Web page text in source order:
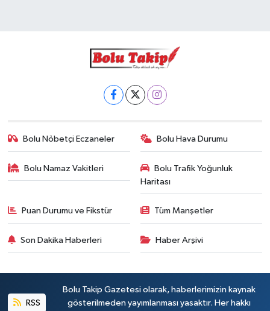
Bolu Nöbetçi Eczaneler Bolu Hava Durumu
Bolu Namaz Vakitleri
Bolu Trafik Yoğunluk
Haritası
Puan Durumu ve Fikstür Tüm Manşetler
Son Dakika Haberleri Haber Arşivi
RSS
Bolu Takip Gazetesi olarak, haberlerimizin kaynak
gösterilmeden yayımlanması yasaktır. Her hakkı